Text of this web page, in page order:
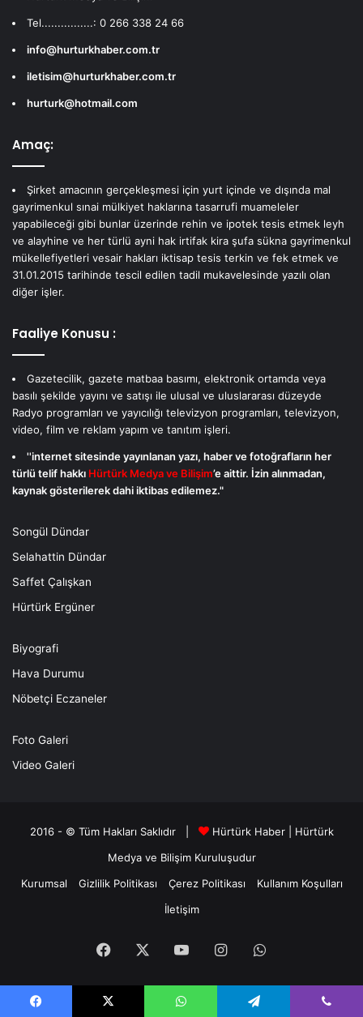
Tel................: 0 266 338 24 66
info@hurturkhaber.com.tr
iletisim@hurturkhaber.com.tr
hurturk@hotmail.com
Amaç:
Şirket amacının gerçekleşmesi için yurt içinde ve dışında mal
gayrimenkul sınai mülkiyet haklarına tasarrufi muameleler
yapabileceği gibi bunlar üzerinde rehin ve ipotek tesis etmek leyh
ve alayhine ve her türlü ayni hak irtifak kira şufa sükna gayrimenkul
mükellefiyetleri vesair hakları iktisap tesis terkin ve fek etmek ve
31.01.2015 tarihinde tescil edilen tadil mukavelesinde yazılı olan
diğer işler.
Faaliye Konusu :
Gazetecilik, gazete matbaa basımı, elektronik ortamda veya
basılı şekilde yayını ve satışı ile ulusal ve uluslararası düzeyde
Radyo programları ve yayıcılığı televizyon programları, televizyon,
video, film ve reklam yapım ve tanıtım işleri.
''internet sitesinde yayınlanan yazı, haber ve fotoğrafların her
türlü telif hakkı Hürtürk Medya ve Bilişim’e aittir. İzin alınmadan,
kaynak gösterilerek dahi iktibas edilemez."
Songül Dündar
Selahattin Dündar
Saffet Çalışkan
Hürtürk Ergüner
Biyografi
Hava Durumu
Nöbetçi Eczaneler
Foto Galeri
Video Galeri
2016 - © Tüm Hakları Saklıdır | Hürtürk Haber
Hürtürk
Medya ve BilişimKuruluşudur
Kurumsal
Gizlilik Politikası Çerez Politikası
Kullanım Koşulları
İletişim
Facebook YouTubeInstagramWhatsApp